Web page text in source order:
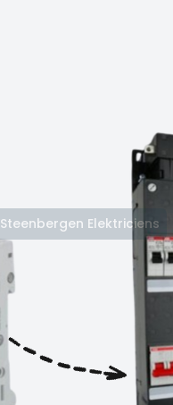
Steenbergen Elektriciens